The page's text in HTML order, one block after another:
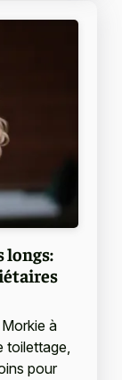
longs:
à
toilettage,
pour